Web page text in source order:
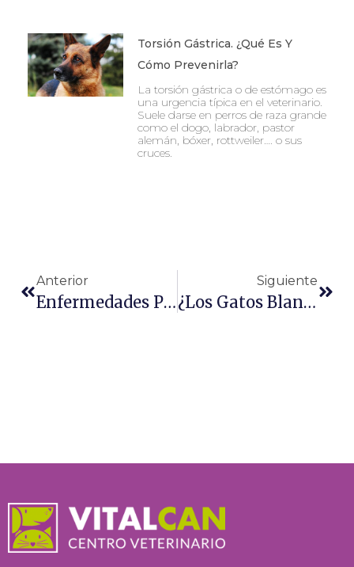
Torsión Gástrica. ¿Qué Es Y
Cómo Prevenirla?
La torsión gástrica o de estómago es
una urgencia típica en el veterinario.
Suele darse en perros de raza grande
como el dogo, labrador, pastor
alemán, bóxer, rottweiler…. o sus
cruces.
Anterior
Enfermedades Provocadas Por Garrapatas En Perros
Siguiente
¿Los Gatos Blancos Son Sordos?